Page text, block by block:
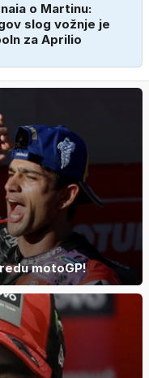
o Martinu:
slog vožnje je
za Aprilio
motoGP!